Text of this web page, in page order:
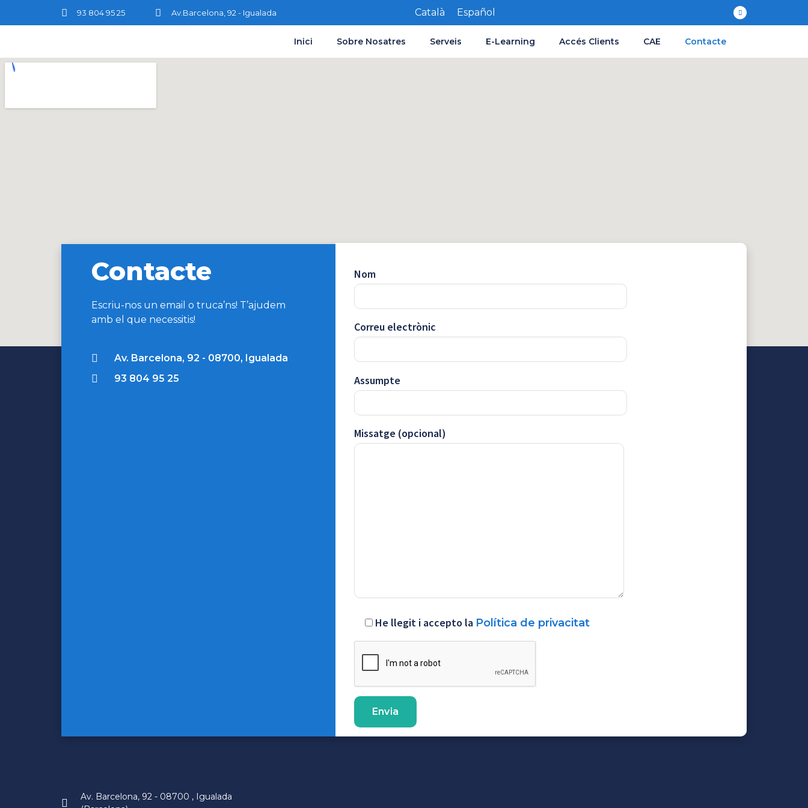
93 804 95 25 Av.Barcelona, 92 - Igualada Català Español
Inici Sobre Nosatres Serveis E-Learning Accés Clients CAE Contacte
Contacte
Escriu-nos un email o truca’ns! T’ajudem
amb el que necessitis!
Av. Barcelona, 92 - 08700, Igualada
93 804 95 25
Nom
Correu electrònic
Assumpte
Missatge (opcional)
He llegit i accepto la Política de privacitat
Av. Barcelona, 92 - 08700 , Igualada